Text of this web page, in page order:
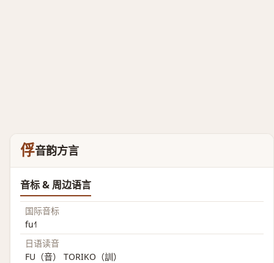
俘音韵方言
音标 & 周边语言
国际音标
fu˧˥
日语读音
FU（音） TORIKO（訓）